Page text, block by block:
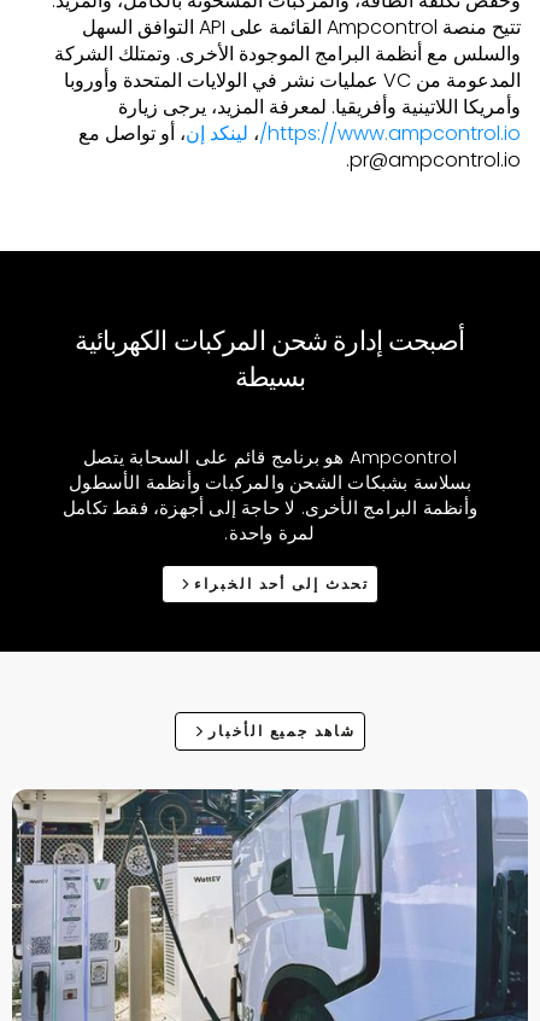
تتيح منصة Ampcontrol القائمة على API التوافق السهل
والسلس مع أنظمة البرامج الموجودة الأخرى. وتمتلك الشركة
المدعومة من VC عمليات نشر في الولايات المتحدة وأوروبا
وأمريكا اللاتينية وأفريقيا. لمعرفة المزيد، يرجى زيارة
https://www.ampcontrol.io/ ، لينكد إن، أو تواصل مع
pr@ampcontrol.io.
أصبحت إدارة شحن المركبات الكهربائية
بسيطة
Ampcontrol هو برنامج قائم على السحابة يتصل
بسلاسة بشبكات الشحن والمركبات وأنظمة الأسطول
وأنظمة البرامج الأخرى. لا حاجة إلى أجهزة، فقط تكامل
لمرة واحدة.
تحدث إلى أحد الخبراء
شاهد جميع الأخبار